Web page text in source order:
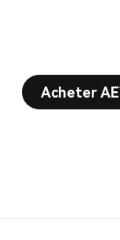
Acheter